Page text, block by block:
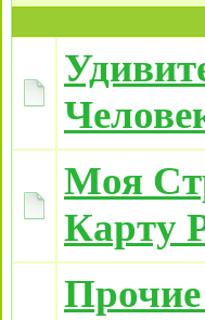
Моя
Карту